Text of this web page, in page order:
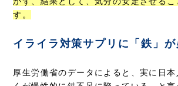
す。
イライラ対策サプリに「鉄」
厚生労働省のデータによると、実に日